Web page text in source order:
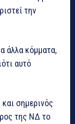
την
άλλα κόμματα,
αυτό
σημερινός
της ΝΔ το